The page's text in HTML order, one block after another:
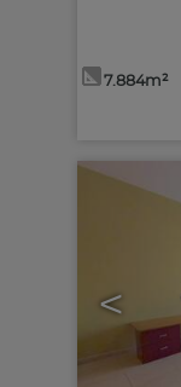
7.884m²
<